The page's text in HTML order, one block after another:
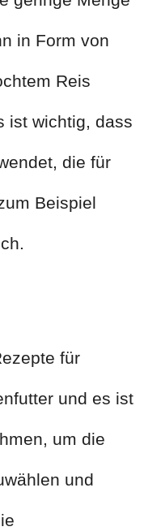
in Form von
Reis
ist wichtig, dass
die für
Beispiel
für
und es ist
um die
und